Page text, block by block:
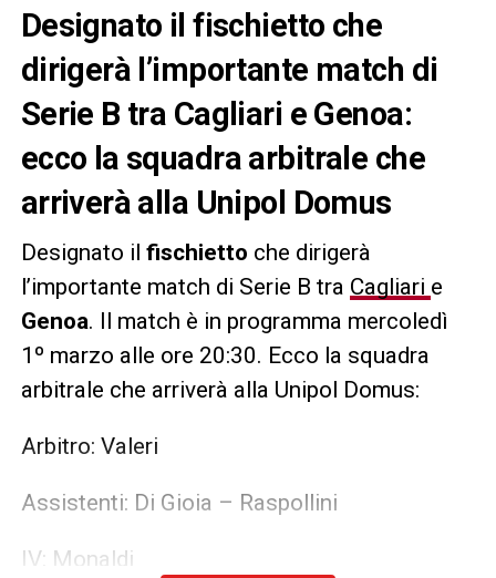
Designato il fischietto che
dirigerà l’importante match di
Serie B tra Cagliari e Genoa:
ecco la squadra arbitrale che
arriverà alla Unipol Domus
Designato il fischietto che dirigerà
l’importante match di Serie B tra Cagliari e
Genoa. Il match è in programma mercoledì
1º marzo alle ore 20:30. Ecco la squadra
arbitrale che arriverà alla Unipol Domus:
Arbitro: Valeri
Assistenti: Di Gioia – Raspollini
IV: Monaldi